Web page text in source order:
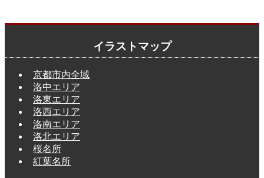
イラストマップ
京都市内全域
洛中エリア
洛東エリア
洛西エリア
洛南エリア
洛北エリア
桜名所
紅葉名所